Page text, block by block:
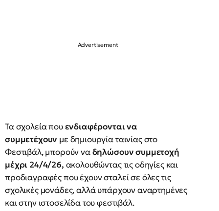
Τα σχολεία πουενδιαφέρονται να
συμμετέχουν με δημιουργία ταινίας στο
Φεστιβάλ, μπορούν ναδηλώσουν συμμετοχή
μέχρι 24/4/26, ακολουθώντας τις οδηγίες και
προδιαγραφές που έχουν σταλεί σε όλες τις
σχολικές μονάδες, αλλά υπάρχουν αναρτημένες
και στην ιστοσελίδα του φεστιβάλ.